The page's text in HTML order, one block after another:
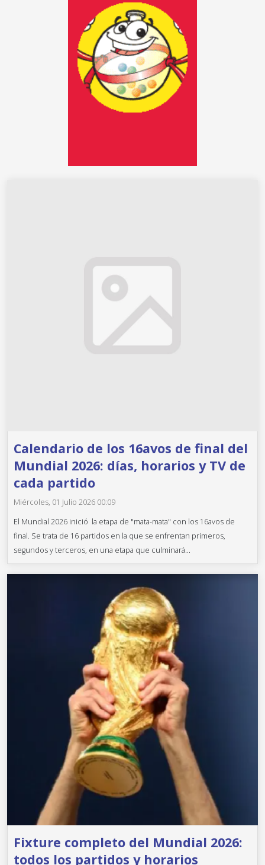
Calendario de los 16avos de final del
Mundial 2026: días, horarios y TV de
cada partido
Miércoles, 01 Julio 2026 00:09
El Mundial 2026 inició la etapa de "mata-mata" con los 16avos de
final. Se trata de 16 partidos en la que se enfrentan primeros,
segundos y terceros, en una etapa que culminará...
Fixture completo del Mundial 2026:
todos los partidos y horarios